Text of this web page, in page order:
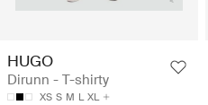
HUGO
Dirunn - T-shirty
XS S M L XL